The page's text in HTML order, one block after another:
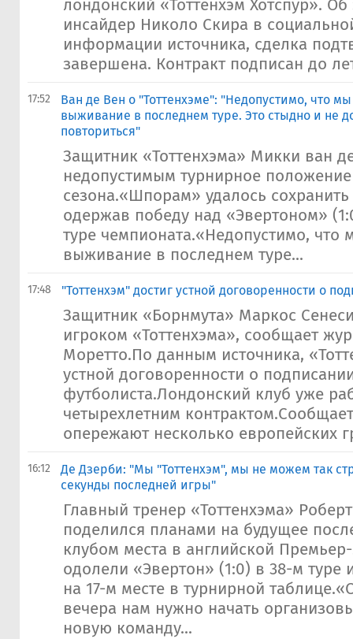
лондонский «Тоттенхэм Хотспур».
инсайдер Николо Скира в
информации источника, сделка
завершена. Контракт подписан до
17:52
Ван де Вен о "Тоттенхэме": "Недопустимо, что
выживание в последнем туре. Это стыдно и не
повториться"
Защитник «Тоттенхэма» Микки ван
недопустимым турнирное
сезона.«Шпорам» удалось
одержав победу над «Эвертоном»
туре чемпионата.«Недопустимо, что
выживание в последнем туре...
17:48 "Тоттенхэм" достиг устной договоренности о
Защитник «Борнмута» Маркос
игроком «Тоттенхэма», сообщает
Моретто.По данным источника,
устной договоренности о
футболиста.Лондонский клуб уже
четырехлетним
опережают несколько европейских
16:12
Де Дзерби: "Мы "Тоттенхэм", мы не можем так
секунды последней игры"
Главный тренер «Тоттенхэма»
поделился планами на будущее
клубом места в английской
одолели «Эвертон» (1:0) в 38-м туре
на 17-м месте в турнирной
вечера нам нужно начать
новую команду...